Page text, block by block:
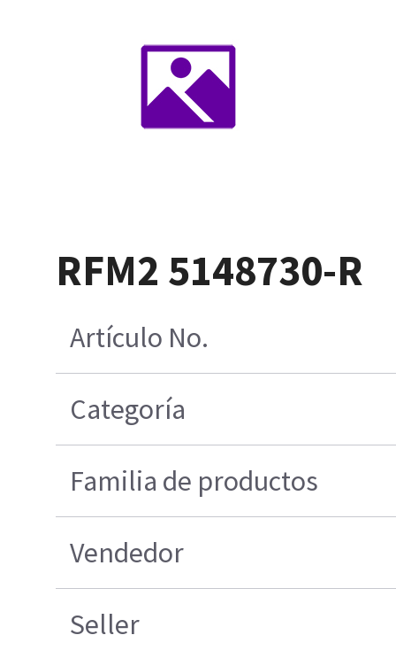
RFM2 5148730-R
Artículo No.
Categoría
Familia de productos
Vendedor
Seller